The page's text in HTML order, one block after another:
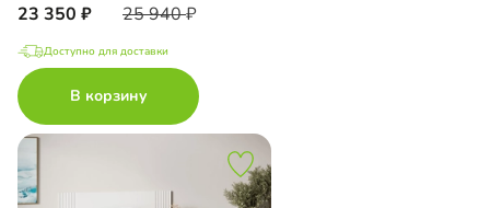
23 350 25 940
Доступно для доставки
В корзину